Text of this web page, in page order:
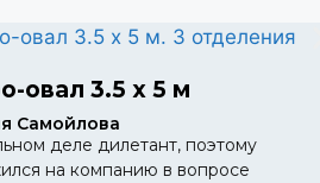
овал 3.5 х 5 м
Самойлова
деле дилетант, поэтому
на компанию в вопросе